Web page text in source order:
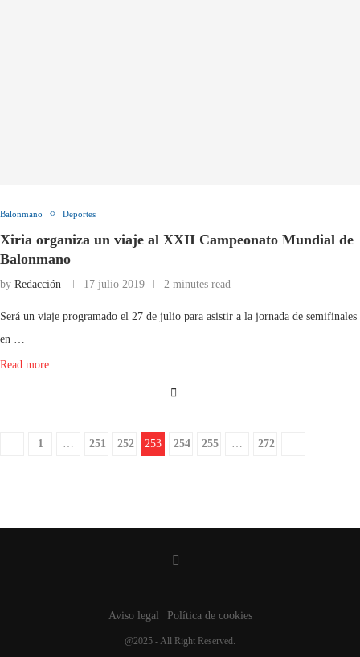
Balonmano Deportes
Xiria organiza un viaje al XXII Campeonato Mundial de
Balonmano
by Redacción 17 julio 2019 2 minutes read
Será un viaje programado el 27 de julio para asistir a la jornada de semifinales
en …
Read more
1 251 252 253 254 255 272
Aviso legal Política de cookies
@2025 - All Right Reserved.